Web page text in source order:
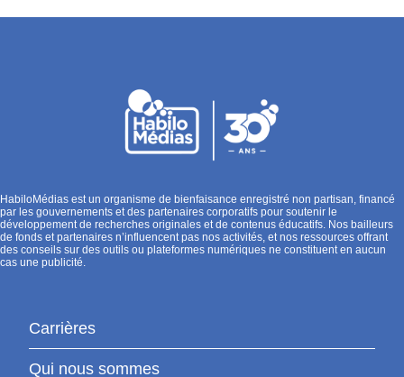
HabiloMédias est un organisme de bienfaisance enregistré non partisan, financé
par les gouvernements et des partenaires corporatifs pour soutenir le
développement de recherches originales et de contenus éducatifs. Nos bailleurs
de fonds et partenaires n’influencent pas nos activités, et nos ressources offrant
des conseils sur des outils ou plateformes numériques ne constituent en aucun
cas une publicité.
Carrières
Qui nous sommes